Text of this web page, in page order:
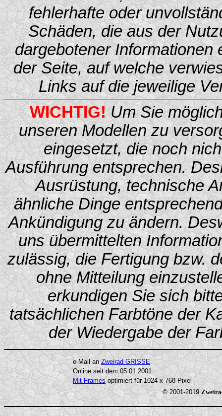
fehlerhafte oder
Schäden, die aus der
dargebotener Informationen
der Seite, auf welche
Links auf die jeweilige
WICHTIG! Um Sie
unseren Modellen zu
eingesetzt, die noch
Ausführung entsprechen.
Ausrüstung, technische
ähnliche Dinge
Ankündigung zu ändern.
uns übermittelten
zulässig, die Fertigung bzw.
ohne Mitteilung
erkundigen Sie sich
tatsächlichen Farbtöne der
der Wiedergabe der
e-Mail an Zweirad GRISSE
Online seit dem 05.01.2001
Mit Frames optimiert für 1024 x 768 Pixel
© 2001-2019